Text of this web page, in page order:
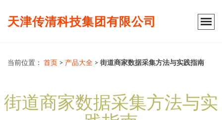
天津传清科技集团有限公司
当前位置： 首页 > 产品大全 > 街道商家数据采集方法与实践指南
街道商家数据采集方法与实